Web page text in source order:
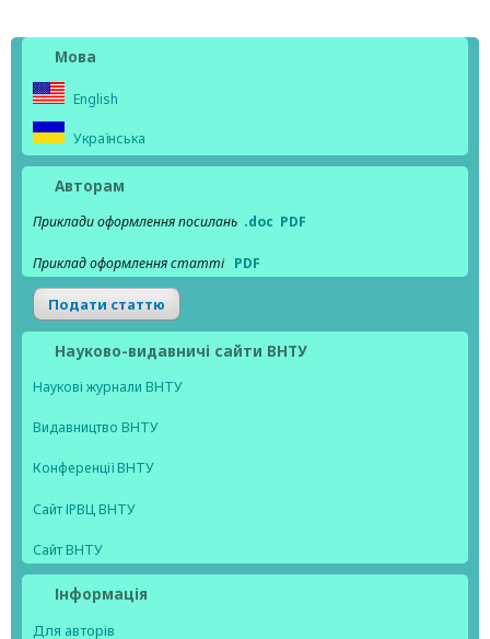
Мова
English
Українська
Авторам
Приклади оформлення посилань .doc PDF
Приклад оформлення статті PDF
Подати статтю
Науково-видавничі сайти ВНТУ
Наукові журнали ВНТУ
Видавництво ВНТУ
Конференції ВНТУ
Сайт ІРВЦ ВНТУ
Сайт ВНТУ
Інформація
Для авторів